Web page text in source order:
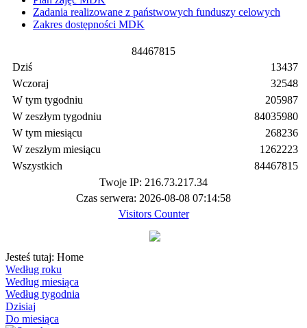
Zadania realizowane z państwowych funduszy celowych
Zakres dostępności MDK
8446781 5
Dziś
Wczoraj
W tym tygodniu
W zeszłym tygodniu
W tym miesiącu
W zeszłym miesiącu
Wszystkich
13437
32548
205987
84035980
268236
1262223
84467815
Twoje IP: 216.73.217.34
Czas serwera: 2026-08-08 07:14:58
Visitors Counter
Jesteś tutaj: Home
Według roku
Według miesiąca
Według tygodnia
Dzisiaj
Do miesiąca